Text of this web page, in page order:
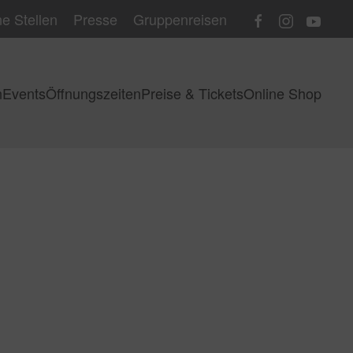
Stellen Presse Gruppenreisen
EventsÖffnungszeitenPreise & TicketsOnline Shop